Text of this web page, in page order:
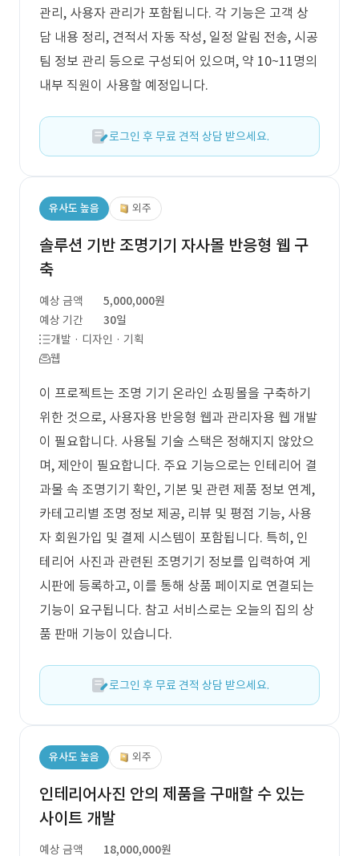
관리, 사용자 관리가 포함됩니다. 각 기능은 고객 상
담 내용 정리, 견적서 자동 작성, 일정 알림 전송, 시공
팀 정보 관리 등으로 구성되어 있으며, 약 10~11명의
내부 직원이 사용할 예정입니다.
로그인 후 무료 견적 상담 받으세요.
유사도 높음 외주
솔루션 기반 조명기기 자사몰 반응형 웹 구
축
예상 금액
5,000,000원
예상 기간
30일
개발 · 디자인 · 기획
웹
이 프로젝트는 조명 기기 온라인 쇼핑몰을 구축하기
위한 것으로, 사용자용 반응형 웹과 관리자용 웹 개발
이 필요합니다. 사용될 기술 스택은 정해지지 않았으
며, 제안이 필요합니다. 주요 기능으로는 인테리어 결
과물 속 조명기기 확인, 기본 및 관련 제품 정보 연계,
카테고리별 조명 정보 제공, 리뷰 및 평점 기능, 사용
자 회원가입 및 결제 시스템이 포함됩니다. 특히, 인
테리어 사진과 관련된 조명기기 정보를 입력하여 게
시판에 등록하고, 이를 통해 상품 페이지로 연결되는
기능이 요구됩니다. 참고 서비스로는 오늘의 집의 상
품 판매 기능이 있습니다.
로그인 후 무료 견적 상담 받으세요.
유사도 높음 외주
인테리어사진 안의 제품을 구매할 수 있는
사이트 개발
예상 금액 18,000,000원